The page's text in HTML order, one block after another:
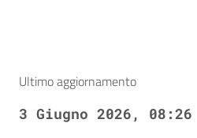
Ultimo aggiornamento
3 Giugno 2026, 08:26